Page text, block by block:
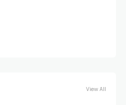
View All